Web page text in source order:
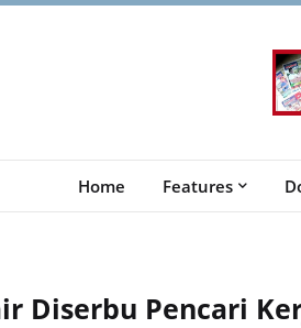
Home Features
Diserbu Pencari